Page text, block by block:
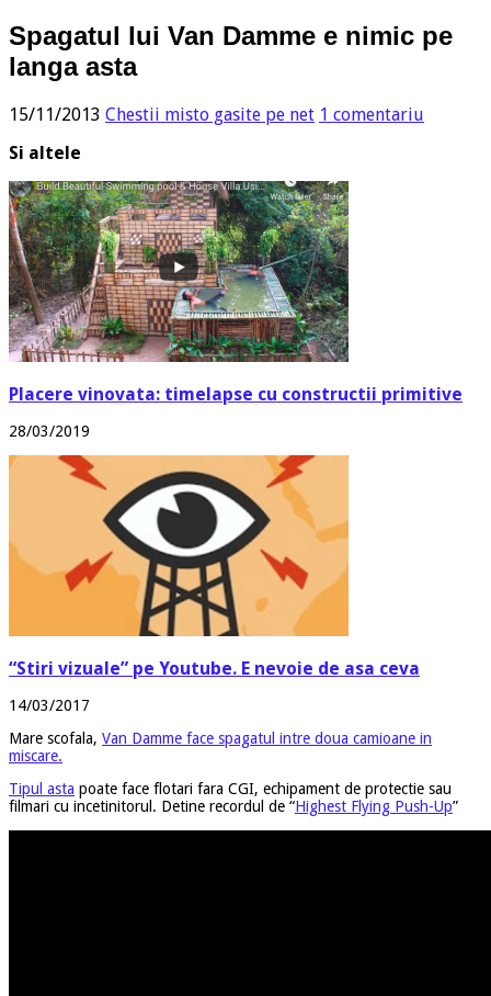
Spagatul lui Van Damme e nimic pe
langa asta
15/11/2013 Chestii misto gasite pe net 1 comentariu
Si altele
Placere vinovata: timelapse cu constructii primitive
28/03/2019
“Stiri vizuale” pe Youtube. E nevoie de asa ceva
14/03/2017
Mare scofala, Van Damme face spagatul intre doua camioane in
miscare.
Tipul asta poate face flotari fara CGI, echipament de protectie sau
filmari cu incetinitorul. Detine recordul de “Highest Flying Push-Up”